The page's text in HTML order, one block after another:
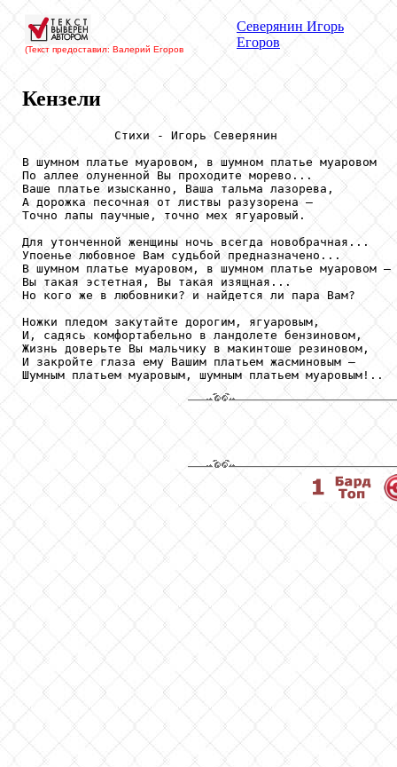
(Текст предоставил: Валерий Егоров
Северянин Игорь
Егоров
Кензели
             Стихи - Игорь Северянин
В шумном платье муаровом, в шумном платье муаровом
По аллее олуненной Вы проходите морево...
Ваше платье изысканно, Ваша тальма лазорева,
А дорожка песочная от листвы разузорена —
Точно лапы паучные, точно мех ягуаровый.
Для утонченной женщины ночь всегда новобрачная...
Упоенье любовное Вам судьбой предназначено...
В шумном платье муаровом, в шумном платье муаровом —
Вы такая эстетная, Вы такая изящная...
Но кого же в любовники? и найдется ли пара Вам?
Ножки пледом закутайте дорогим, ягуаровым,
И, садясь комфортабельно в ландолете бензиновом,
Жизнь доверьте Вы мальчику в макинтоше резиновом,
И закройте глаза ему Вашим платьем жасминовым —
Шумным платьем муаровым, шумным платьем муаровым!..